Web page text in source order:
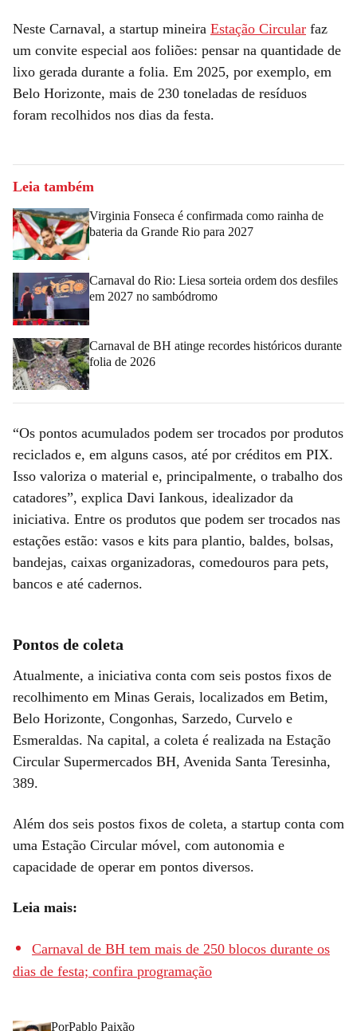
Neste Carnaval, a startup mineira Estação Circular faz
um convite especial aos foliões: pensar na quantidade de
lixo gerada durante a folia. Em 2025, por exemplo, em
Belo Horizonte, mais de 230 toneladas de resíduos
foram recolhidos nos dias da festa.
Leia também
Virginia Fonseca é confirmada como rainha de
bateria da Grande Rio para 2027
Carnaval do Rio: Liesa sorteia ordem dos desfiles
em 2027 no sambódromo
Carnaval de BH atinge recordes históricos durante
folia de 2026
“Os pontos acumulados podem ser trocados por produtos
reciclados e, em alguns casos, até por créditos em PIX.
Isso valoriza o material e, principalmente, o trabalho dos
catadores”, explica Davi Iankous, idealizador da
iniciativa. Entre os produtos que podem ser trocados nas
estações estão: vasos e kits para plantio, baldes, bolsas,
bandejas, caixas organizadoras, comedouros para pets,
bancos e até cadernos.
Pontos de coleta
Atualmente, a iniciativa conta com seis postos fixos de
recolhimento em Minas Gerais, localizados em Betim,
Belo Horizonte, Congonhas, Sarzedo, Curvelo e
Esmeraldas. Na capital, a coleta é realizada na Estação
Circular Supermercados BH, Avenida Santa Teresinha,
389.
Além dos seis postos fixos de coleta, a startup conta com
uma Estação Circular móvel, com autonomia e
capacidade de operar em pontos diversos.
Leia mais:
Carnaval de BH tem mais de 250 blocos durante os
dias de festa; confira programação
PorPablo Paixão